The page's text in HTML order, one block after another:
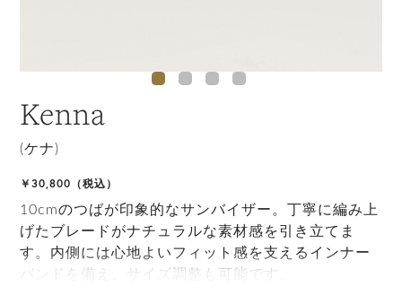
Kenna
(ケナ)
￥30,800（税込）
10cmのつばが印象的なサンバイザー。丁寧に編み上
げたブレードがナチュラルな素材感を引き立てま
す。内側には心地よいフィット感を支えるインナー
バンドを備え、サイズ調整も可能です。